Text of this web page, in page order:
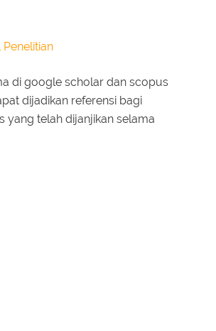
di google scholar dan scopus
dijadikan referensi bagi
yang telah dijanjikan selama